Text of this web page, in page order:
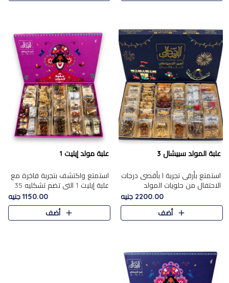
علبة المولد سبيشال 3
استمتع بأرقى تجربة ا بأقصى درجات
الاحتفال من حلويات المولد
المصريه الأصيلة مع هذه الفخامة
مع علبة سبيشال 3 التي تضم 56
قطعة من تشكيلة استثن..
2200.00 جنيه
أضف
علبة مولد إيليت 1
استمتع واكتشف بتجربة فاخرة مع
علبة إيليت 1 التي تضم تشكليه 35
قطعة من أرقى حلويات المولد
المصري الأصيلة ,معروضة بشكل
جميل في علبة أنيقة ، في..
1150.00 جنيه
أضف